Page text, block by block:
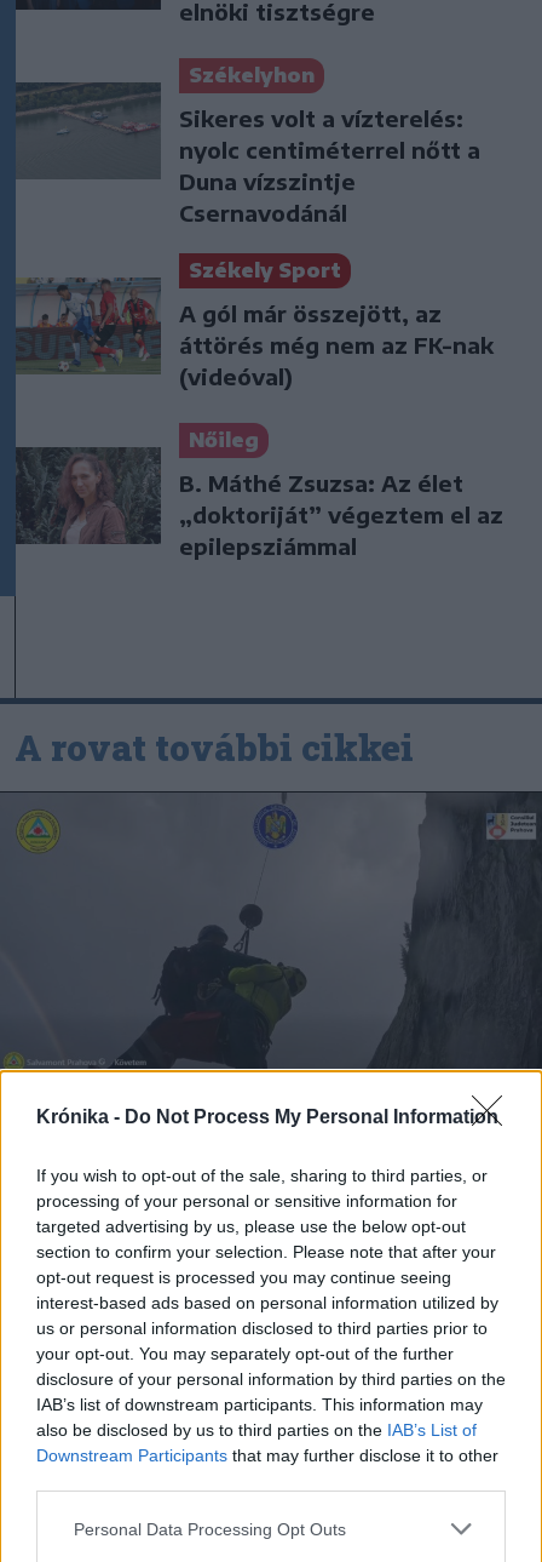
Krónika - Do Not Process My Personal Information
If you wish to opt-out of the sale, sharing to third parties, or
processing of your personal or sensitive information for
targeted advertising by us, please use the below opt-out
section to confirm your selection. Please note that after your
opt-out request is processed you may continue seeing
interest-based ads based on personal information utilized by
us or personal information disclosed to third parties prior to
your opt-out. You may separately opt-out of the further
disclosure of your personal information by third parties on the
IAB’s list of downstream participants. This information may
also be disclosed by us to third parties on the IAB’s List of
Downstream Participants that may further disclose it to other
Personal Data Processing Opt Outs
elnöki tisztségre
Székelyhon
Sikeres volt a vízterelés:
nyolc centiméterrel nőtt a
Duna vízszintje
Csernavodánál
Székely Sport
A gól már összejött, az
áttörés még nem az FK-nak
(videóval)
Nőileg
B. Máthé Zsuzsa: Az élet
„doktoriját” végeztem el az
epilepsziámmal
A rovat további cikkei
Hegyimentő szemszögéből két
német turista légimentése – VIDEÓ